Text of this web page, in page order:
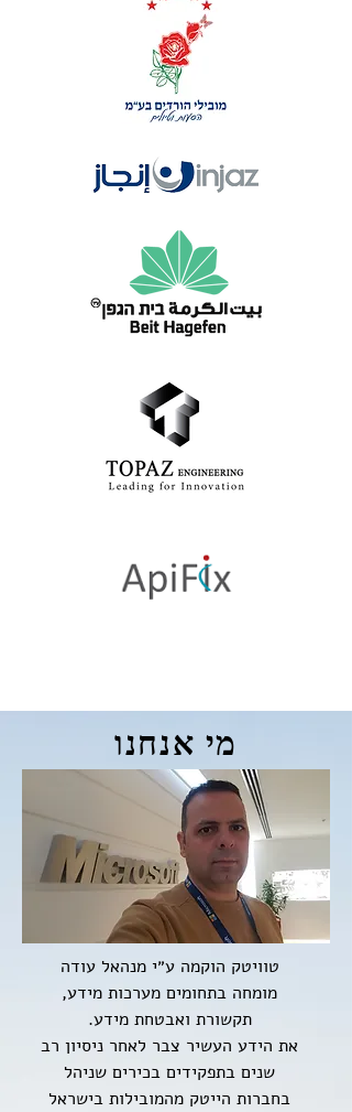
מי אנחנו
טוויטק הוקמה ע״י מנהאל עודה
מומחה בתחומים מערכות מידע,
תקשורת ואבטחת מידע.
את הידע העשיר צבר לאחר ניסיון רב
שנים בתפקידים בכירים שניהל
בחברות הייטק מהמובילות בישראל